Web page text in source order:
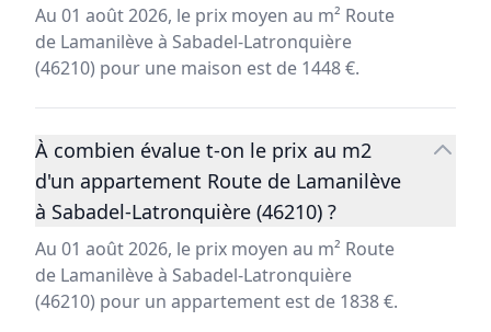
Au 01 août 2026, le prix moyen au m² Route
de Lamanilève à Sabadel-Latronquière
(46210) pour une maison est de 1448 €.
À combien évalue t-on le prix au m2
d'un appartement Route de Lamanilève
à Sabadel-Latronquière (46210) ?
Au 01 août 2026, le prix moyen au m² Route
de Lamanilève à Sabadel-Latronquière
(46210) pour un appartement est de 1838 €.